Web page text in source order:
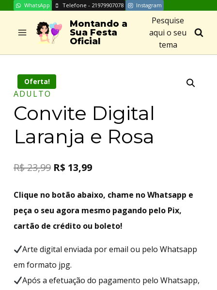
Skip
content
WhatsApp Telefone - 21979907078 Instagram
Montando a
Sua Festa
Oficial
Pesquise
aqui o seu
tema
Oferta!
ADULTO
Convite Digital
Laranja e Rosa
R$23,99 R$ 13,99
Clique no botão abaixo, chame no Whatsapp e
peça o seu agora mesmo pagando pelo Pix,
cartão de crédito ou boleto!
Arte digital enviada por email ou pelo Whatsapp
em formato jpg.
Após a efetuação do pagamento pelo Whatsapp,